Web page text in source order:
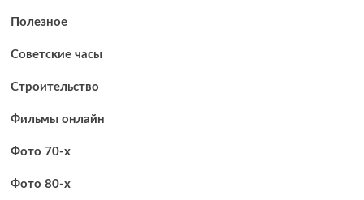
Полезное
Советские часы
Строительство
Фильмы онлайн
Фото 70-х
Фото 80-х